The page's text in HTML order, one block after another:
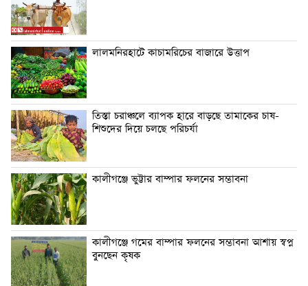
লালমনিরহাটে কাচামরিচের বাজারে উত্তাপ
তিস্তা চরাঞ্চলে ব্যাপক হারে বাড়ছে তামাকের চাষ-
শিশুদের দিয়ে চলছে পরিচর্যা
কালীগঞ্জে ভুট্টার বাম্পার ফলনের সম্ভাবনা
কালীগঞ্জে গমের বাম্পার ফলনের সম্ভাবনা আশায় স্বপ্ন
বুনছেন কৃষক